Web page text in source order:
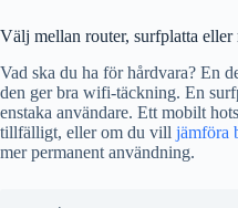
Välj mellan router, surfplatta
Vad ska du ha för hårdvara? En
den ger bra wifi-täckning. En
enstaka användare. Ett mobilt
tillfälligt, eller om du vill jämföra
mer permanent användning.